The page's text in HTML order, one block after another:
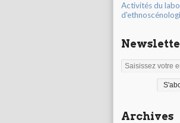
Activités du
Archives